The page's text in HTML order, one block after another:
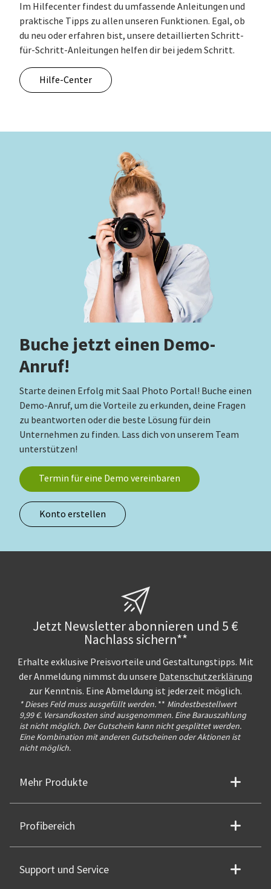
Im Hilfecenter findest du umfassende Anleitungen und
praktische Tipps zu allen unseren Funktionen. Egal, ob
du neu oder erfahren bist, unsere detaillierten Schritt-
für-Schritt-Anleitungen helfen dir bei jedem Schritt.
Hilfe-Center
Buche jetzt einen Demo-
Anruf!
Starte deinen Erfolg mit Saal Photo Portal! Buche einen
Demo-Anruf, um die Vorteile zu erkunden, deine Fragen
zu beantworten oder die beste Lösung für dein
Unternehmen zu finden. Lass dich von unserem Team
unterstützen!
Termin für eine Demo vereinbaren
Konto erstellen
Jetzt Newsletter abonnieren und 5 €
Nachlass sichern**
Erhalte exklusive Preisvorteile und Gestaltungstipps. Mit
der Anmeldung nimmst du unsere Datenschutzerklärung
zur Kenntnis. Eine Abmeldung ist jederzeit möglich.
* Dieses Feld muss ausgefüllt werden. ** Mindestbestellwert
9,99 €. Versandkosten sind ausgenommen. Eine Barauszahlung
ist nicht möglich. Der Gutschein kann nicht gesplittet werden.
Eine Kombination mit anderen Gutscheinen oder Aktionen ist
nicht möglich.
Mehr Produkte
Profibereich
Support und Service